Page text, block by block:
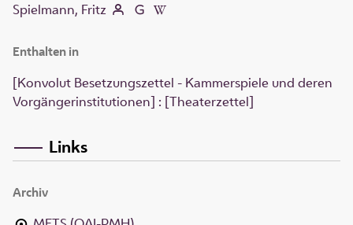
Enthalten in
[Konvolut Besetzungszettel - Kammerspiele und deren
Vorgängerinstitutionen] : [Theaterzettel]
Spielmann, Fritz
Links
Archiv